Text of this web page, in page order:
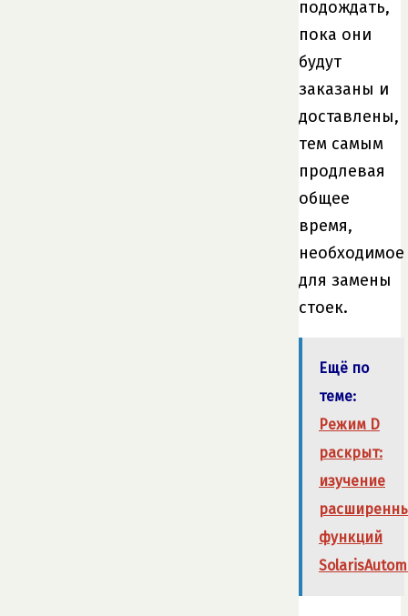
подождать,
пока они
будут
заказаны и
доставлены,
тем самым
продлевая
общее
время,
необходимое
для замены
стоек.
Ещё по
теме:
Режим D
раскрыт:
изучение
функций